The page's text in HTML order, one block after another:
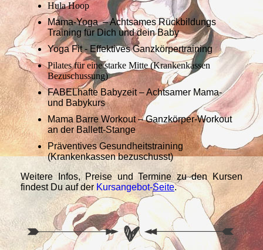
Hula Hoop
Mama-Yoga – Achtsames Rückbildungs
Training für Dich und dein Baby
Yoga Fit - Effektives Ganzkörpertraining
Pilates für eine starke Mitte (Krankenkassen
Bezuschussung)
FABELhafte Babyzeit – Achtsamer Mama-
und Babykurs
Mama Barre Workout – Ganzkörper-Workout
an der Ballett-Stange
Präventives Gesundheitstraining
(Krankenkassen bezuschusst)
Weitere Infos, Preise und Termine zu den Kursen
findest Du auf der Kursangebot-Seite.